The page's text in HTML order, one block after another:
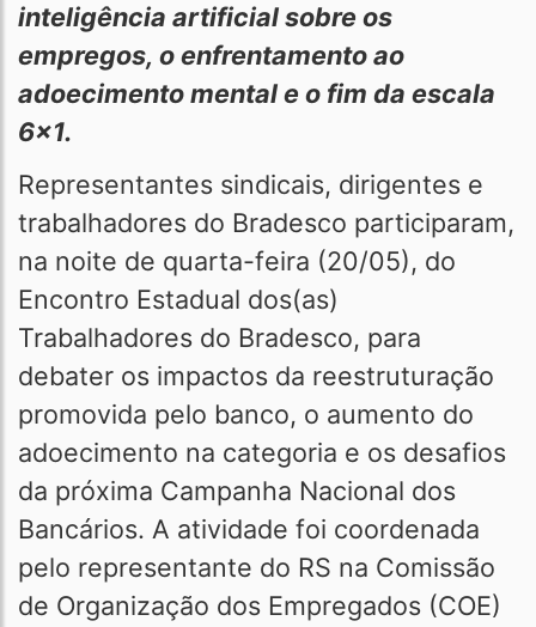
inteligência artificial sobre os
empregos, o enfrentamento ao
adoecimento mental e o fim da escala
6x1.
Representantes sindicais, dirigentes e
trabalhadores do Bradesco participaram,
na noite de quarta-feira (20/05), do
Encontro Estadual dos(as)
Trabalhadores do Bradesco, para
debater os impactos da reestruturação
promovida pelo banco, o aumento do
adoecimento na categoria e os desafios
da próxima Campanha Nacional dos
Bancários. A atividade foi coordenada
pelo representante do RS na Comissão
de Organização dos Empregados (COE)